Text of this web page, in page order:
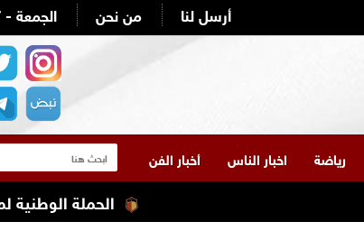
2026-08-07 - الجمعة من نحن أرسل لنا
رياضة اخبار الناس أخبار الفن
الحملة الوطنية